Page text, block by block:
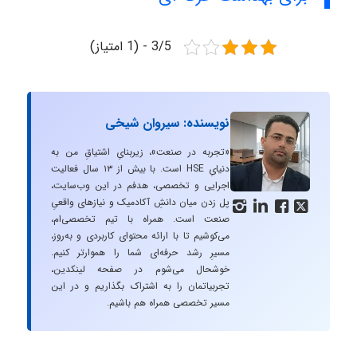
3/5 - (1 امتیاز)
   
نویسنده: سیروان شیخی
«تجربه در صنعت»، زیربنایِ اشتیاقِ من به
دنیایِ HSE است. با بیش از ۱۳ سال فعالیت
اجرایی و تخصصی، هدفم در این وب‌سایت،
پل زدن میان دانشِ آکادمیک و نیازهای واقعیِ
صنعت است. همراه با تیم تخصصی‌ام،
می‌کوشیم تا با ارائه محتوای کاربردی و به‌روز،
مسیرِ رشد حرفه‌ای شما را هموارتر کنیم.
خوشحال می‌شوم در صفحه لینکدین،
تجربیاتمان را به اشتراک بگذاریم و در این
مسیر تخصصی همراه هم باشیم.